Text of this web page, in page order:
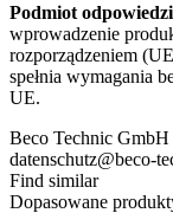
Podmiot
wprowadzenie
rozporządzeniem
spełnia wymagania
UE.
Beco Technic GmbH
datenschutz@beco-
Find similar
Dopasowane